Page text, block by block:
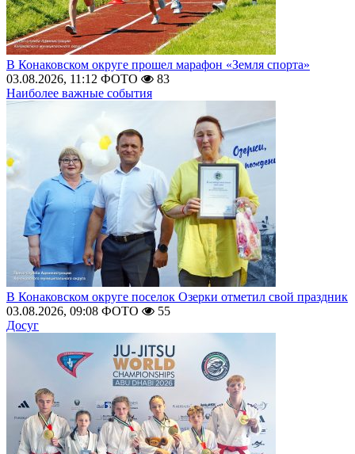
В Конаковском округе прошел марафон «Земля спорта»
03.08.2026, 11:12 ФОТО
83
Наиболее важные события
В Конаковском округе поселок Озерки отметил свой праздник
03.08.2026, 09:08 ФОТО
55
Досуг